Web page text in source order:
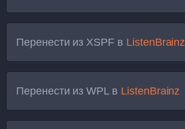
Перенести из XSPF в ListenBrainz
Перенести изWPL в ListenBrainz